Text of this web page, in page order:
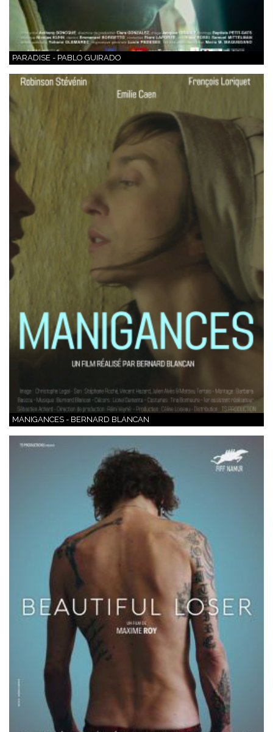
PARADISE - PABLO GUIRADO
MANIGANCES - BERNARD BLANCAN